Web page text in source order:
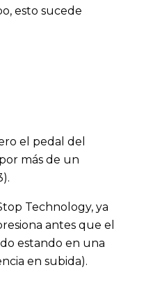
esto sucede
el pedal del
más de un
Technology, ya
antes que el
estando en una
en subida).